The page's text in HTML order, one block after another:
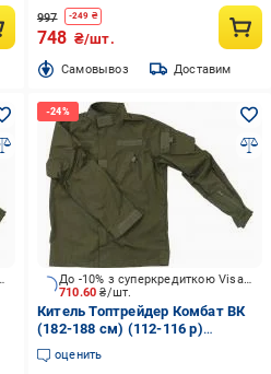
997 -249 ₴
748 ₴/шт.
Cамовывоз Доставим
710.60₴/шт.
До -10% з суперкредиткою Visa Вигода
Китель Топтрейдер Комбат ВК
(182-188 см) (112-116 р)
темная-олива р.XL
оценить